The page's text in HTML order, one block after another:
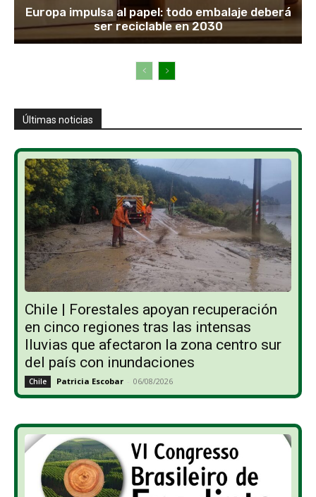
Europa impulsa al papel: todo embalaje deberá
ser reciclable en 2030
Últimas noticias
Chile | Forestales apoyan recuperación
en cinco regiones tras las intensas
lluvias que afectaron la zona centro sur
del país con inundaciones
Chile Patricia Escobar - 06/08/2026